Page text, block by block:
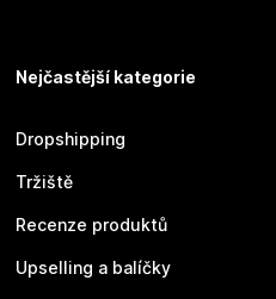
Nejčastější kategorie
Dropshipping
Tržiště
Recenze produktů
Upselling a balíčky